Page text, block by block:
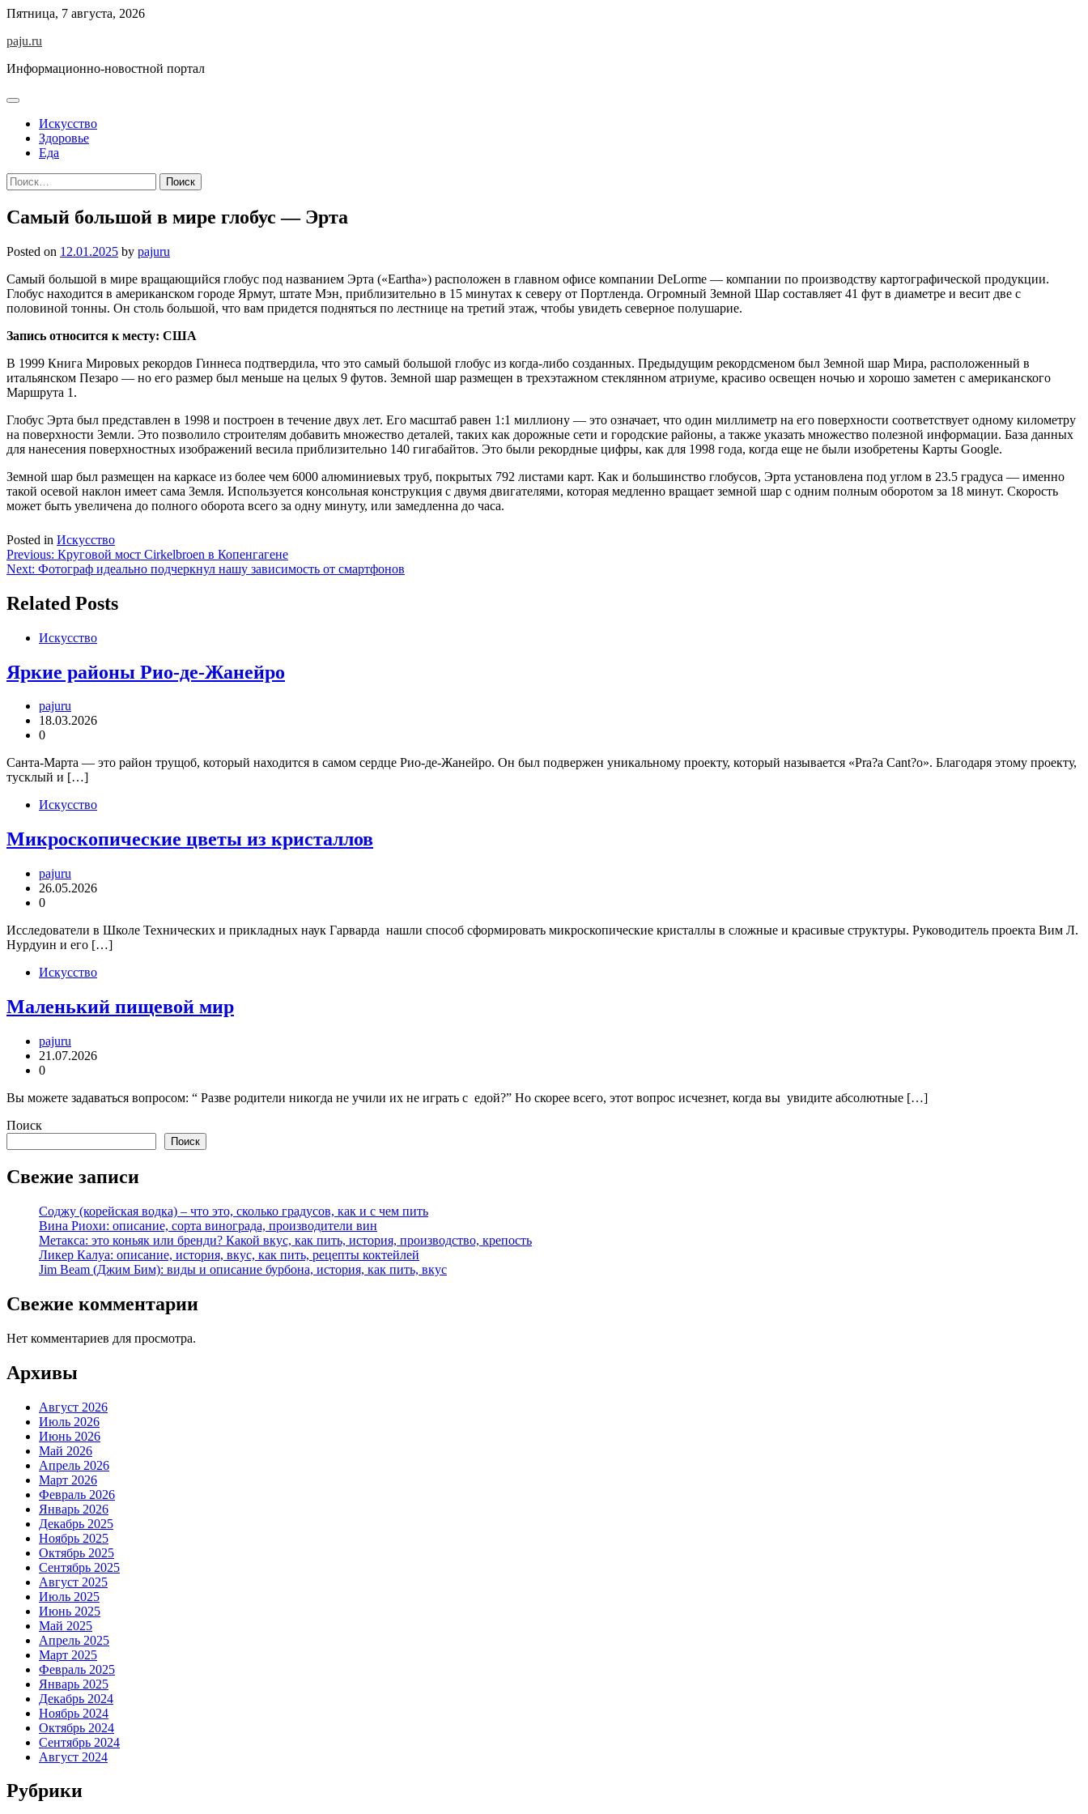
Skip
content
Пятница, 7 августа, 2026
paju.ru
Информационно-новостной портал
Искусство
Здоровье
Еда
Найти:
Самый большой в мире глобус — Эрта
Posted on 12.01.2025 by pajuru
Самый большой в мире вращающийся глобус под названием Эрта («Eartha») расположен в главном офисе компании DeLorme — компании по производству картографической продукции.
Глобус находится в американском городе Ярмут, штате Мэн, приблизительно в 15 минутах к северу от Портленда. Огромный Земной Шар составляет 41 фут в диаметре и весит две с
половиной тонны. Он столь большой, что вам придется подняться по лестнице на третий этаж, чтобы увидеть северное полушарие.
Запись относится к месту: США
В 1999 Книга Мировых рекордов Гиннеса подтвердила, что это самый большой глобус из когда-либо созданных. Предыдущим рекордсменом был Земной шар Мира, расположенный в
итальянском Пезаро — но его размер был меньше на целых 9 футов. Земной шар размещен в трехэтажном стеклянном атриуме, красиво освещен ночью и хорошо заметен с американского
Маршрута 1.
Глобус Эрта был представлен в 1998 и построен в течение двух лет. Его масштаб равен 1:1 миллиону — это означает, что один миллиметр на его поверхности соответствует одному километру
на поверхности Земли. Это позволило строителям добавить множество деталей, таких как дорожные сети и городские районы, а также указать множество полезной информации. База данных
для нанесения поверхностных изображений весила приблизительно 140 гигабайтов. Это были рекордные цифры, как для 1998 года, когда еще не были изобретены Карты Google.
Земной шар был размещен на каркасе из более чем 6000 алюминиевых труб, покрытых 792 листами карт. Как и большинство глобусов, Эрта установлена под углом в 23.5 градуса — именно
такой осевой наклон имеет сама Земля. Используется консольная конструкция с двумя двигателями, которая медленно вращает земной шар с одним полным оборотом за 18 минут. Скорость
может быть увеличена до полного оборота всего за одну минуту, или замедленна до часа.
Posted in Искусство
Навигация
по
записям
Previous: Круговой мост Cirkelbroen в Копенгагене
Next: Фотограф идеально подчеркнул нашу зависимость от смартфонов
Related Posts
Искусство
Яркие районы Рио-де-Жанейро
pajuru
18.03.2026
0
Санта-Марта — это район трущоб, который находится в самом сердце Рио-де-Жанейро. Он был подвержен уникальному проекту, который называется «Pra?a Cant?o». Благодаря этому проекту,
тусклый и […]
Искусство
Микроскопические цветы из кристаллов
pajuru
26.05.2026
0
Исследователи в Школе Технических и прикладных наук Гарварда нашли способ сформировать микроскопические кристаллы в сложные и красивые структуры. Руководитель проекта Вим Л.
Нурдуин и его […]
Искусство
Маленький пищевой мир
pajuru
21.07.2026
0
Вы можете задаваться вопросом: “ Разве родители никогда не учили их не играть с едой?” Но скорее всего, этот вопрос исчезнет, когда вы увидите абсолютные […]
Поиск
Поиск
Свежие записи
Соджу (корейская водка) – что это, сколько градусов, как и с чем пить
Вина Риохи: описание, сорта винограда, производители вин
Метакса: это коньяк или бренди? Какой вкус, как пить, история, производство, крепость
Ликер Калуа: описание, история, вкус, как пить, рецепты коктейлей
Jim Beam (Джим Бим): виды и описание бурбона, история, как пить, вкус
Свежие комментарии
Нет комментариев для просмотра.
Архивы
Август 2026
Июль 2026
Июнь 2026
Май 2026
Апрель 2026
Март 2026
Февраль 2026
Январь 2026
Декабрь 2025
Ноябрь 2025
Октябрь 2025
Сентябрь 2025
Август 2025
Июль 2025
Июнь 2025
Май 2025
Апрель 2025
Март 2025
Февраль 2025
Январь 2025
Декабрь 2024
Ноябрь 2024
Октябрь 2024
Сентябрь 2024
Август 2024
Рубрики